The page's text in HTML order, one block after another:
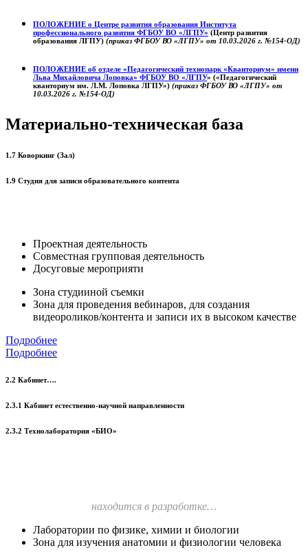
ПОЛОЖЕНИЕ о Центре развития образования Института
профессионального развития ФГБОУ ВО «ЛГПУ» (Центр развития
образования ЛГПУ) (приказ ФГБОУ ВО «ЛГПУ» от 10.03.2026 г. №154-ОД)
ПОЛОЖЕНИЕ об отделе «Педагогический технопарк «Кванториум» имени
Льва Михайловича Лоповка» ФГБОУ ВО «ЛГПУ» («Педагогический
кванториум им. Л.М. Лоповка ЛГПУ») (приказ ФГБОУ ВО «ЛГПУ» от
10.03.2026 г. №154-ОД)
Материально-техническая база
1.7 Коворкинг (Зал)
1.9 Студия для записи образовательного контента
Проектная деятельность
Совместная групповая деятельность
Досуговые мероприяти
Зона студииной съемки
Зона для проведения вебинаров, для создания
видеороликов/контента и записи их в высоком качестве
Подробнее
Подробнее
2.2 Кабинет….
2.3.1 Кабинет естественно-научной направленности
2.3.2 Технолаборатория «БИО»
находится в разработке…
Лаборатории по физике, химии и биологии
Зона для изучения анатомии и физиологии человека